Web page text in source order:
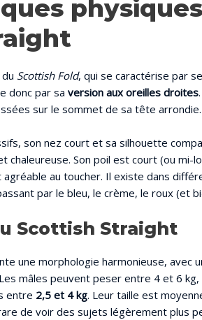
Scottish Fold, qui se caractérise par
donc par sa version aux oreilles droites
sur le sommet de sa tête arrondie.
son nez court et sa silhouette
chaleureuse. Son poil est court (ou mi-
agréable au toucher. Il existe dans
par le bleu, le crème, le roux (et
Scottish Straight
une morphologie harmonieuse, avec
mâles peuvent peser entre 4 et 6
entre 2,5 et 4 kg. Leur taille est
de voir des sujets légèrement plus